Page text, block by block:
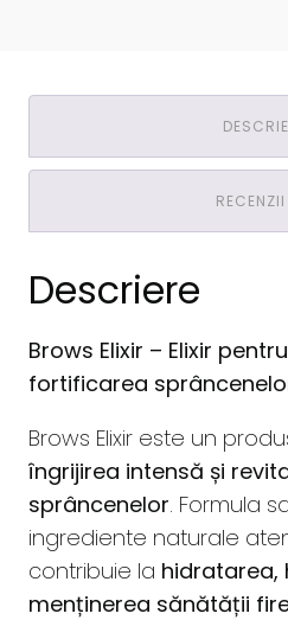
Descriere
Brows Elixir – Elixir
fortificarea
Brows Elixir este un
îngrijirea intensă și
sprâncenelor. Formula
ingrediente naturale
contribuie la hidratarea,
menținerea sănătății